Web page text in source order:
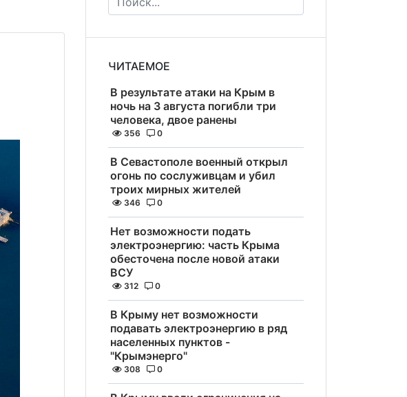
ЧИТАЕМОЕ
В результате атаки на Крым в
ночь на 3 августа погибли три
человека, двое ранены
356 0
В Севастополе военный открыл
огонь по сослуживцам и убил
троих мирных жителей
346 0
Нет возможности подать
электроэнергию: часть Крыма
обесточена после новой атаки
ВСУ
312 0
В Крыму нет возможности
подавать электроэнергию в ряд
населенных пунктов -
"Крымэнерго"
308 0